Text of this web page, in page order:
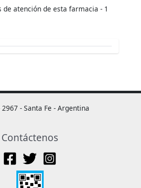
de atención de esta farmacia - 1
- Santa Fe - Argentina
Contáctenos